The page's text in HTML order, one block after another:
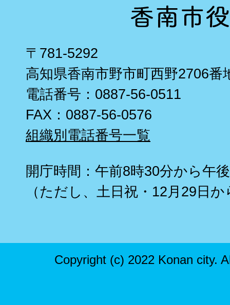
〒781-5292
高知県香南市野市町西野2706番
電話番号：0887-56-0511
FAX：0887-56-0576
組織別電話番号一覧
開庁時間：午前8時30分から午
（ただし、土日祝・12月29日
Copyright (c) 2022 Konan city.